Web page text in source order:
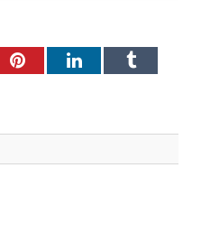
PinterestLinkedInTumblr